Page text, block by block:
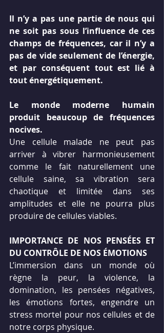
Il n’y a pas une partie de nous qui
ne soit pas sous l’influence de ces
champs de fréquences, car il n’y a
pas de vide seulement de l’énergie,
et par conséquent tout est lié à
tout énergétiquement.
Le monde moderne humain
produit beaucoup de fréquences
nocives.
Une cellule malade ne peut pas
arriver à vibrer harmonieusement
comme le fait naturellement une
cellule saine, sa vibration sera
chaotique et limitée dans ses
amplitudes et elle ne pourra plus
produire de cellules viables.
IMPORTANCE DE NOS PENSÉES ET
DU CONTRÔLE DE NOS ÉMOTIONS
L’immersion dans un monde où
règne la peur, la violence, la
domination, les pensées négatives,
les émotions fortes, engendre un
stress mortel pour nos cellules et de
notre corps physique.